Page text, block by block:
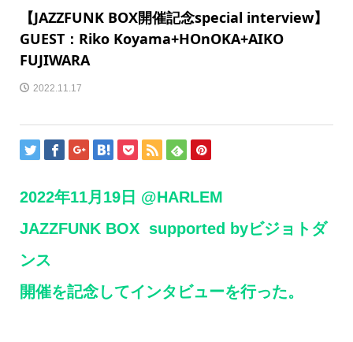
【JAZZFUNK BOX開催記念special interview】
GUEST：Riko Koyama+HOnOKA+AIKO
FUJIWARA
2022.11.17
2022年11月19日 @HARLEM
JAZZFUNK BOX supported byビジョトダ
ンス
開催を記念してインタビューを行った。